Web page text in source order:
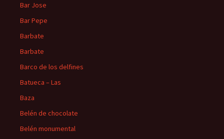
Bar Jose
Bar Pepe
Barbate
Barbate
Barco de los delfines
Batueca – Las
Baza
Belén de chocolate
Belén monumental